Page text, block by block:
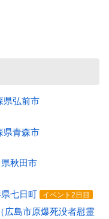
県弘前市
県青森市
秋田市
七日町 イベント2日目
広島市原爆死没者慰霊